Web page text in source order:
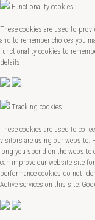
Functionality cookies
These cookies are used to
and to remember choices you
functionality cookies to
details.
Tracking cookies
These cookies are used to
visitors are using our website.
long you spend on the
can improve our website site
performance cookies do not
Active services on this site: